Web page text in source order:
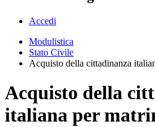
Accedi
Modulistica
Stato Civile
Acquisto della cittadinanza
Acquisto della
italiana per